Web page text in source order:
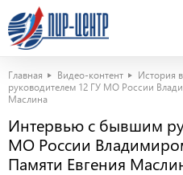
Главная Видео-контент История
руководителем 12 ГУ МО России
Маслина
Интервью с бывшим
МО России
Памяти Евгения